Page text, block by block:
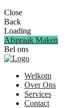
Close
Back
Loading
Afspraak Maken
Bel ons
Welkom
Over Ons
Services
Contact